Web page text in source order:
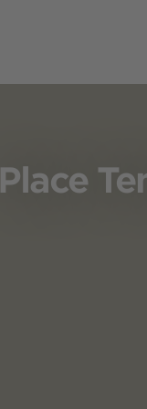
Place